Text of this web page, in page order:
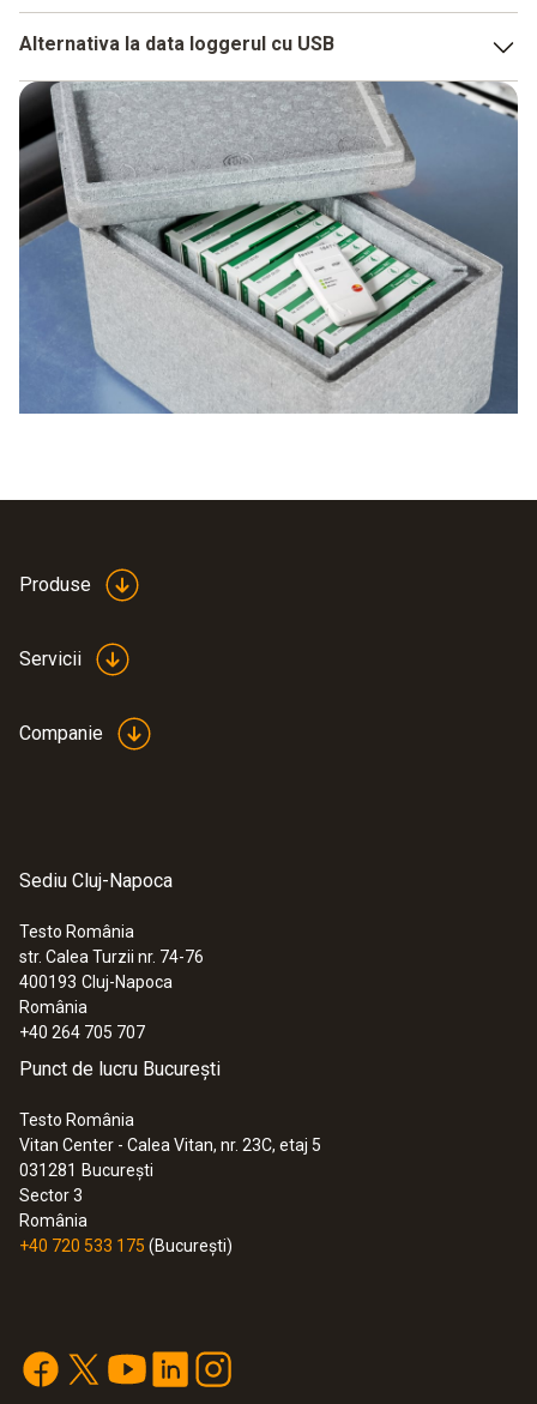
Alternativa la data loggerul cu USB
Data loggerele cu USB vă ajută în momentul în care aveți
nevoie de câteva data loggere într-o zonă mică. Însă, dacă
trebuie să monitorizați o zonă mare sau mai multe
departamente cu ajutorul loggerelor, vă confruntați cu
problema necesității de a efectua o monitorizare eficientă
a datelor.
Acest lucru costă timp pe care îl puteți economisi folosind
un înregistrator de date WiFi. Înregistratoarele de date WiFi
măsoară automat temperaturile și umiditatea. Valorile
înregistrate sunt transmise la un computer sau telefon
mobil și pot fi citite acolo.
Produse
Servicii
Companie
Sediu Cluj-Napoca
Testo România
str. Calea Turzii nr. 74-76
400193 Cluj-Napoca
România
+40 264 705 707
Punct de lucru București
Testo România
Vitan Center - Calea Vitan, nr. 23C, etaj 5
031281 București
Sector 3
România
+40 720 533 175 (București)